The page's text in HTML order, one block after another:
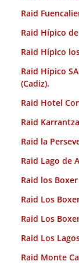
Raid
Raid Hípico
Raid Hípico
Raid Hípico
(Cadiz).
Raid Hotel
Raid
Raid la
Raid Lago de
Raid los Boxer
Raid Los
Raid Los
Raid Los
Raid Monte